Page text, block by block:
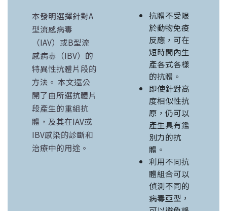
本發明選擇針對A
型流感病毒
（IAV）或B型流
感病毒（IBV）的
特異性抗體片段的
方法。 本文還公
開了由所選抗體片
段產生的重組抗
體，及其在IAV或
IBV感染的診斷和
治療中的用途。
抗體不受限
於動物免疫
反應，可在
短時間內生
產各式各樣
的抗體。
即使針對高
度相似性抗
原，仍可以
產生具有鑑
別力的抗
體。
利用不同抗
體組合可以
偵測不同的
病毒亞型，